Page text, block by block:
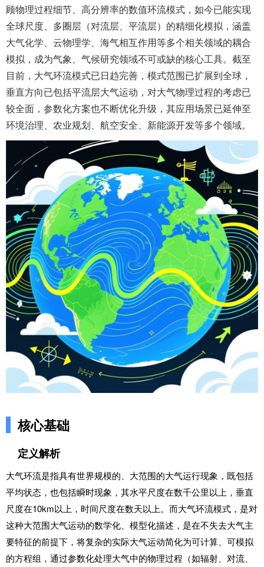
顾物理过程细节、高分辨率的数值环流模式，如今已能实现
全球尺度、多圈层（对流层、平流层）的精细化模拟，涵盖
大气化学、云物理学、海气相互作用等多个相关领域的耦合
模拟，成为气象、气候研究领域不可或缺的核心工具。截至
目前，大气环流模式已日趋完善，模式范围已扩展到全球，
垂直方向已包括平流层大气运动，对大气物理过程的考虑已
较全面，参数化方案也不断优化升级，其应用场景已延伸至
环境治理、农业规划、航空安全、新能源开发等多个领域。
核心基础
定义解析
大气环流是指具有世界规模的、大范围的大气运行现象，既包括
平均状态，也包括瞬时现象，其水平尺度在数千公里以上，垂直
尺度在10km以上，时间尺度在数天以上。而大气环流模式，是对
这种大范围大气运动的数学化、模型化描述，是在不失去大气主
要特征的前提下，将复杂的实际大气运动简化为可计算、可模拟
的方程组，通过参数化处理大气中的物理过程（如辐射、对流、